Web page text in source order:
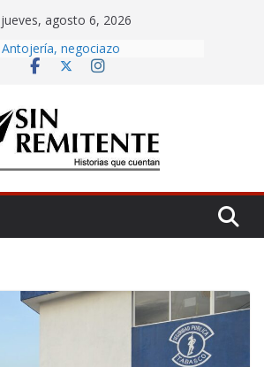
jueves, agosto 6, 2026
Amor eterno
Antojería, negociazo
Misa de 12